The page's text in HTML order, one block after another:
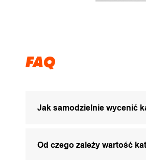
FAQ
Jak samodzielnie wycenić
Od czego zależy wartość